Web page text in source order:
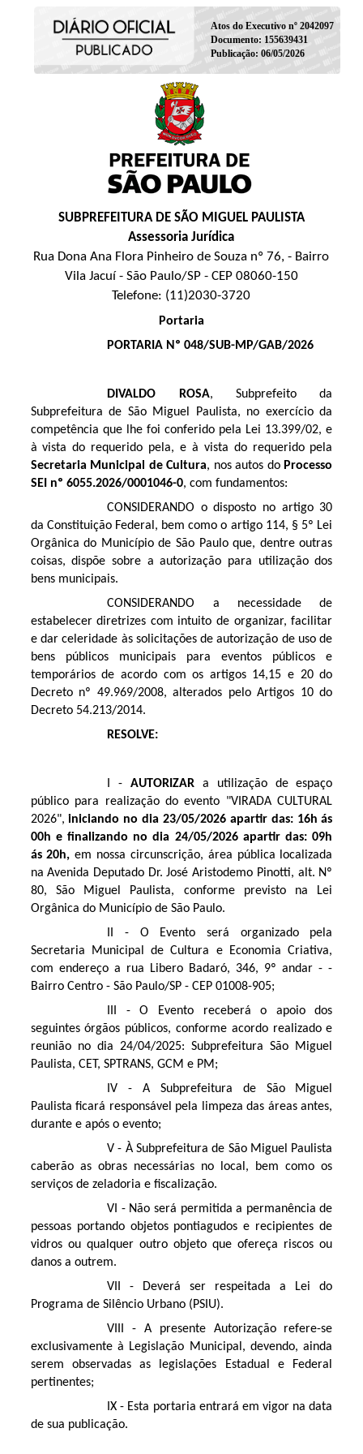
Atos do Executivo nº 2042097
Documento: 155639431
Publicação: 06/05/2026
SUBPREFEITURA DE SÃO MIGUEL PAULISTA
Assessoria Jurídica
Rua Dona Ana Flora Pinheiro de Souza nº 76, - Bairro
Vila Jacuí - São Paulo/SP - CEP 08060-150
Telefone: (11)2030-3720
Portaria
PORTARIA Nº 048/SUB-MP/GAB/2026
DIVALDO ROSA, Subprefeito da
Subprefeitura de São Miguel Paulista, no exercício da
competência que lhe foi conferido pela Lei 13.399/02, e
à vista do requerido pela, e à vista do requerido pela
Secretaria Municipal de Cultura, nos autos do Processo
SEI nº 6055.2026/0001046-0, com fundamentos:
CONSIDERANDO o disposto no artigo 30
da Constituição Federal, bem como o artigo 114, § 5º Lei
Orgânica do Município de São Paulo que, dentre outras
coisas, dispõe sobre a autorização para utilização dos
bens municipais.
CONSIDERANDO a necessidade de
estabelecer diretrizes com intuito de organizar, facilitar
e dar celeridade às solicitações de autorização de uso de
bens públicos municipais para eventos públicos e
temporários de acordo com os artigos 14,15 e 20 do
Decreto nº 49.969/2008, alterados pelo Artigos 10 do
Decreto 54.213/2014.
RESOLVE:
I - AUTORIZARa utilização de espaço
público para realização do evento "VIRADA CULTURAL
2026",iniciando no dia 23/05/2026 apartir das: 16h ás
00h e finalizando no dia 24/05/2026 apartir das: 09h
ás 20h,em nossa circunscrição, área pública localizada
na Avenida Deputado Dr. José Aristodemo Pinotti, alt. Nº
80, São Miguel Paulista, conforme previsto na Lei
Orgânica do Município de São Paulo.
II - O Evento será organizado pela
Secretaria Municipal de Cultura e Economia Criativa,
com endereço a rua Libero Badaró, 346, 9º andar - -
Bairro Centro - São Paulo/SP - CEP 01008-905;
III - O Evento receberá o apoio dos
seguintes órgãos públicos, conforme acordo realizado e
reunião no dia 24/04/2025: Subprefeitura São Miguel
Paulista, CET, SPTRANS, GCM e PM;
IV - A Subprefeitura de São Miguel
Paulista ficará responsável pela limpeza das áreas antes,
durante e após o evento;
V - À Subprefeitura de São Miguel Paulista
caberão as obras necessárias no local, bem como os
serviços de zeladoria e fiscalização.
VI - Não será permitida a permanência de
pessoas portando objetos pontiagudos e recipientes de
vidros ou qualquer outro objeto que ofereça riscos ou
danos a outrem.
VII - Deverá ser respeitada a Lei do
Programa de Silêncio Urbano (PSIU).
VIII - A presente Autorização refere-se
exclusivamente à Legislação Municipal, devendo, ainda
serem observadas as legislações Estadual e Federal
pertinentes;
IX - Esta portaria entrará em vigor na data
de sua publicação.